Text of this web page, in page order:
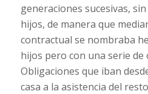
generaciones sucesivas,
hijos, de manera que
contractual se nombraba
hijos pero con una serie de
Obligaciones que iban
casa a la asistencia del